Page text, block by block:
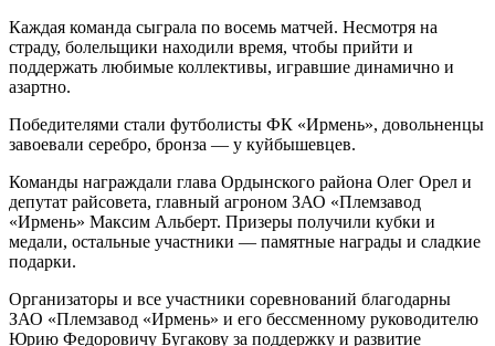
Каждая команда сыграла по восемь матчей. Несмотря на
страду, болельщики находили время, чтобы прийти и
поддержать любимые коллективы, игравшие динамично и
азартно.
Победителями стали футболисты ФК «Ирмень», довольненцы
завоевали серебро, бронза — у куйбышевцев.
Команды награждали глава Ордынского района Олег Орел и
депутат райсовета, главный агроном ЗАО «Племзавод
«Ирмень» Максим Альберт. Призеры получили кубки и
медали, остальные участники — памятные награды и сладкие
подарки.
Организаторы и все участники соревнований благодарны
ЗАО «Племзавод «Ирмень» и его бессменному руководителю
Юрию Федоровичу Бугакову за поддержку и развитие